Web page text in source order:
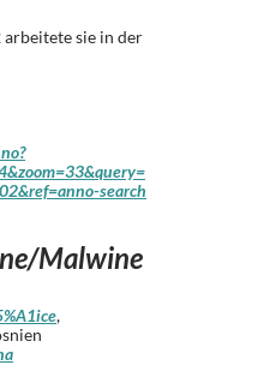
sie in der
search
Malwine
,